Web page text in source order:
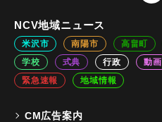
NCV地域ニュース
米沢市 南陽市 高畠町
学校
式典 行政 動画
緊急速報
地域情報
CM広告案内